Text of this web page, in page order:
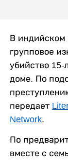
В индийском
групповое
убийство 15-
доме. По
передает
Network.
По
вместе с